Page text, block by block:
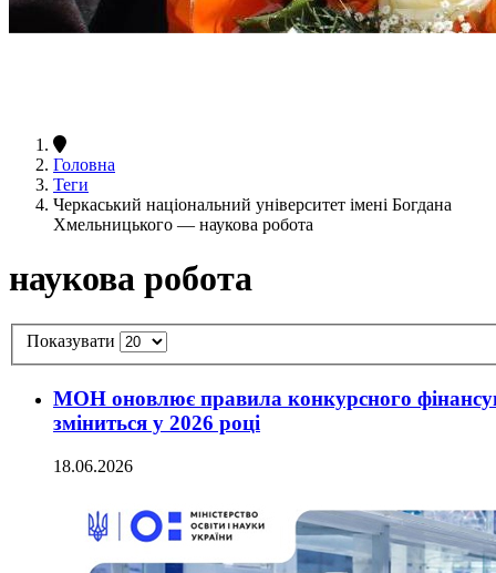
Головна
Теги
Черкаський національний університет імені Богдана
Хмельницького — наукова робота
наукова робота
Показувати
МОН оновлює правила конкурсного
зміниться у 2026 році
18.06.2026